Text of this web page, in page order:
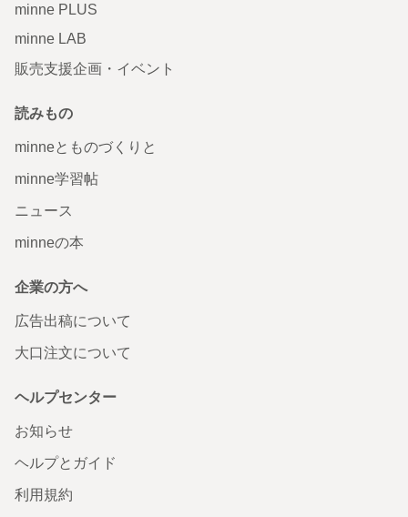
minne PLUS
minne LAB
販売支援企画・イベント
読みもの
minneとものづくりと
minne学習帖
ニュース
minneの本
企業の方へ
広告出稿について
大口注文について
ヘルプセンター
お知らせ
ヘルプとガイド
利用規約